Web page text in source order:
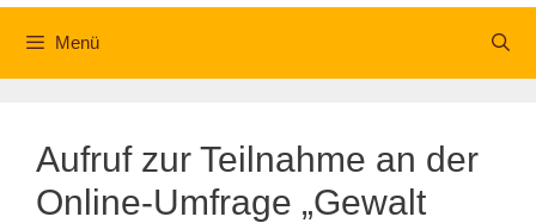
Menü
Aufruf zur Teilnahme an der
Online-Umfrage „Gewalt